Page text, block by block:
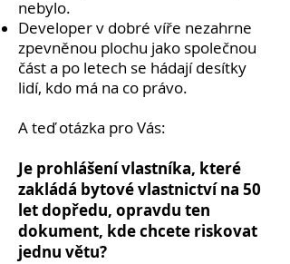
nebylo.
Developer v dobré víře nezahrne
zpevněnou plochu jako společnou
část a po letech se hádají desítky
lidí, kdo má na co právo.
A teď otázka pro Vás:
Je prohlášení vlastníka, které
zakládá bytové vlastnictví na 50
let dopředu, opravdu ten
dokument, kde chcete riskovat
jednu větu?